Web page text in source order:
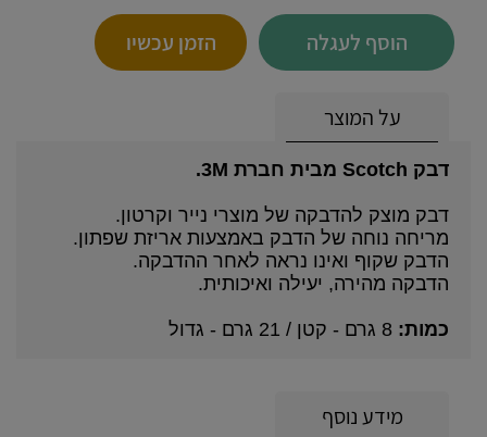
הוסף לעגלה הזמן עכשיו
על המוצר
דבק Scotch מבית חברת 3M.
דבק מוצק להדבקה של מוצרי נייר וקרטון.
מריחה נוחה של הדבק באמצעות אריזת שפתון.
הדבק שקוף ואינו נראה לאחר ההדבקה.
הדבקה מהירה, יעילה ואיכותית.
כמות:
מידע נוסף